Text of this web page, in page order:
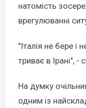
натомість
врегулюванні
"Італія не бере і
триває в Ірані", -
На думку
одним із